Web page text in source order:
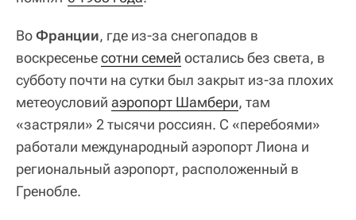
ВоФранции, где из-за снегопадов в
воскресеньесотни семей остались без света, в
субботу почти на сутки был закрыт из-за плохих
метеоусловий аэропорт Шамбери, там
«застряли» 2 тысячи россиян. С «перебоями»
работали международный аэропорт Лиона и
региональный аэропорт, расположенный в
Гренобле.